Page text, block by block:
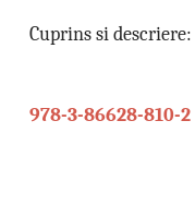
Cuprins si descriere:
978-3-86628-810-2